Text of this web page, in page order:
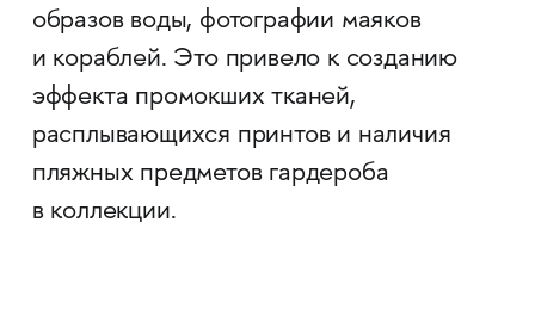
образов воды, фотографии маяков
и кораблей. Это привело к созданию
эффекта промокших тканей,
расплывающихся принтов и наличия
пляжных предметов гардероба
в коллекции.